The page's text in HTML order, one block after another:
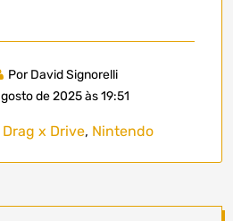
Por David Signorelli
de 2025 às 19:51
Drag x Drive, Nintendo